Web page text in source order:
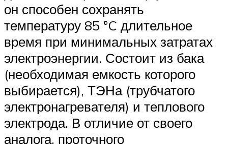
он способен сохранять
температуру 85 °C длительное
время при минимальных затратах
электроэнергии. Состоит из бака
(необходимая емкость которого
выбирается), ТЭНа (трубчатого
электронагревателя) и теплового
электрода. В отличие от своего
аналога, проточного